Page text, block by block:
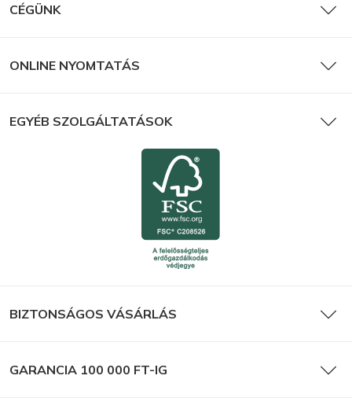
Vászonkép
CÉGÜNK
ONLINE NYOMTATÁS
EGYÉB SZOLGÁLTATÁSOK
BIZTONSÁGOS VÁSÁRLÁS
GARANCIA 100 000 FT-IG